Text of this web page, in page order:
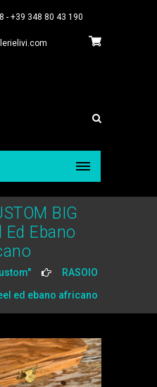
- +39 348 80 43 190
BIG
Ed Ebano
RASOIO
ed ebano africano